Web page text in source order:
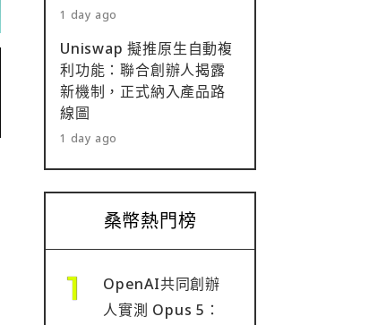
1 day ago
Uniswap 擬推原生自動複
利功能：聯合創辦人揭露
新機制，正式納入產品路
線圖
1 day ago
桑幣熱門榜
OpenAI共同創辦
人實測 Opus 5：